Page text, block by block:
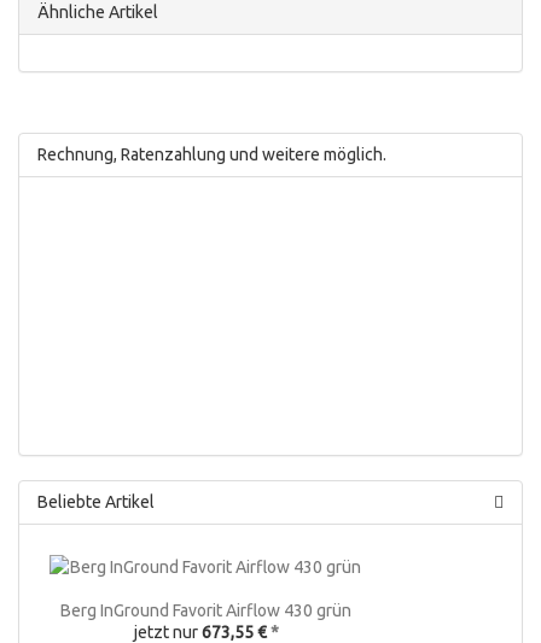
Ähnliche Artikel
Rechnung, Ratenzahlung und weitere möglich.
Beliebte Artikel
Berg InGround Favorit Airflow 430 grün
jetzt nur673,55 € *